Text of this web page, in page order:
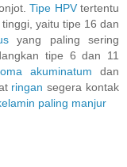
Tipe HPVtertentu
yaitu tipe 16 dan
yang paling sering
tipe 6 dan 11
akuminatum dan
ringan segera kontak
paling manjur